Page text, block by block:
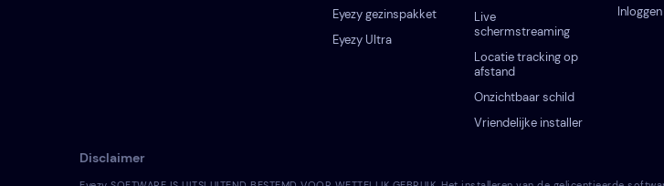
Eyezy gezinspakket
Eyezy Ultra
Inloggen
Live
schermstreaming
Locatie tracking op
afstand
Onzichtbaar schild
Vriendelijke installer
Disclaimer